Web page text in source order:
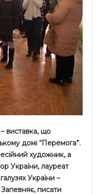
– виставка, що
домі “Перемога”.
художник, а
України, лауреат
України –
писати